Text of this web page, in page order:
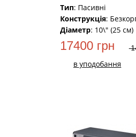
Тип: Пасивні
Конструкція:
Діаметр: 10\" (25 см)
17400 грн
в уподобання